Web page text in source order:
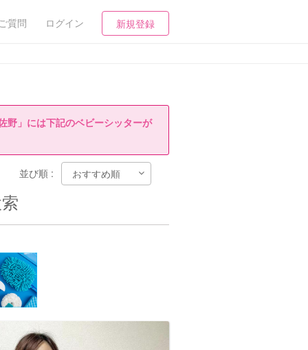
質問 ログイン 新規登録
野」には下記のベビーシッターが
並び順 :